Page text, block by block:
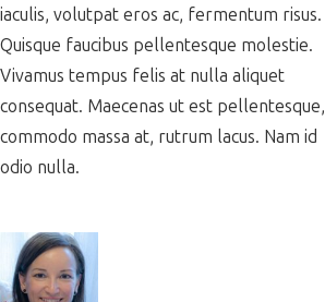
iaculis, volutpat eros ac, fermentum risus.
Quisque faucibus pellentesque molestie.
Vivamus tempus felis at nulla aliquet
consequat. Maecenas ut est pellentesque,
commodo massa at, rutrum lacus. Nam id
odio nulla.